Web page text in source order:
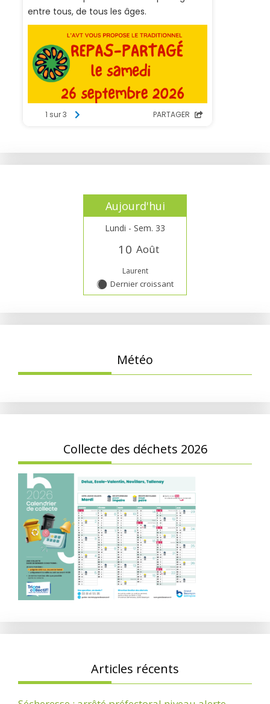
Aujourd'hui
Lundi - Sem. 33
1 0 Août
Laurent
Y Dernier croissant
Météo
Collecte des déchets 2026
Articles récents